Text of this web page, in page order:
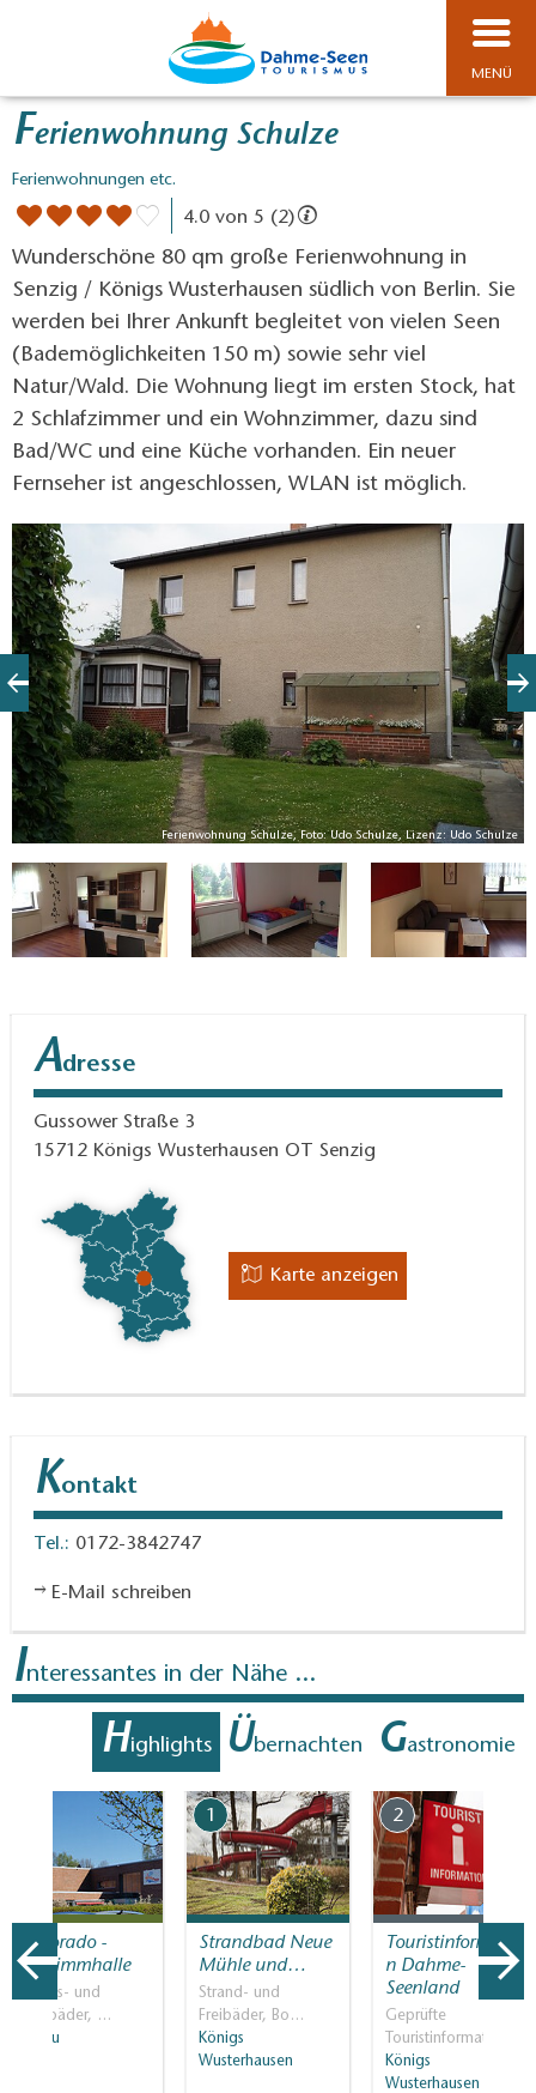
MENÜ
Ferienwohnung Schulze
Ferienwohnungen etc.
4.0 von 5 (2)
Wunderschöne 80 qm große Ferienwohnung in
Senzig / Königs Wusterhausen südlich von Berlin. Sie
werden bei Ihrer Ankunft begleitet von vielen Seen
(Bademöglichkeiten 150 m) sowie sehr viel
Natur/Wald. Die Wohnung liegt im ersten Stock, hat
2 Schlafzimmer und ein Wohnzimmer, dazu sind
Bad/WC und eine Küche vorhanden. Ein neuer
Fernseher ist angeschlossen, WLAN ist möglich.
Ferienwohnung Schulze, Foto: Udo Schulze, Lizenz: Udo Schulze
Adresse
Gussower Straße 3
15712 Königs Wusterhausen OT Senzig
Karte anzeigen
Kontakt
Tel.: 0172-3842747
E-Mail schreiben
Interessantes in der Nähe ...
Highlights Übernachten Gastronomie
Wildorado -
Schwimmhalle
Erlebnis- und
Spaßbäder, …
Wildau
1
Strandbad Neue
Mühle und…
Strand- und
Freibäder, Bo…
Königs
Wusterhausen
2
Touristinformatio
n Dahme-
Seenland
Geprüfte
Touristinformati…
Königs
Wusterhausen